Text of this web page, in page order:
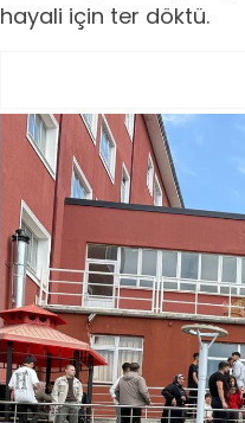
hayali için ter döktü.